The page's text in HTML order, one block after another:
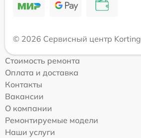
© 2026 Сервисный центр Korting
Стоимость ремонта
Оплата и доставка
Контакты
Вакансии
О компании
Ремонтируемые модели
Наши услуги